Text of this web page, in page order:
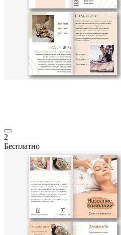
2
Бесплатно